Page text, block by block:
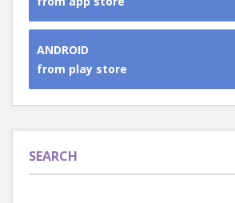
ANDROID
from play store
SEARCH